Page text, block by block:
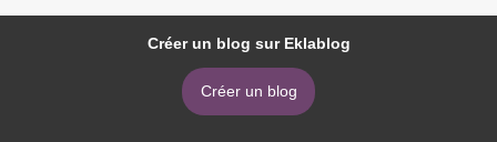
Créer un blog sur Eklablog
Créer un blog